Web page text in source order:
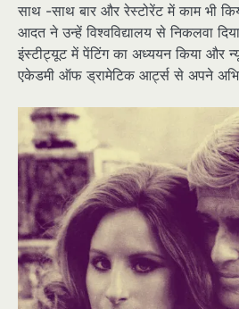
साथ -साथ बार और रेस्टोरेंट में काम भी
आदत ने उन्हें विश्वविद्यालय से निकलवा
इंस्टीट्यूट में पेंटिंग का अध्ययन किया और
एकेडमी ऑफ ड्रामेटिक आर्ट्स से अपने